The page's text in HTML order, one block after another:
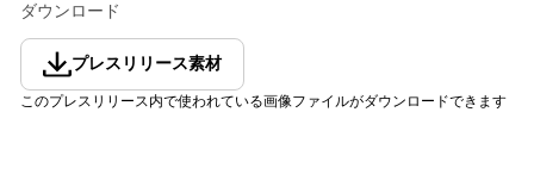
ダウンロード
プレスリリース素材
このプレスリリース内で使われている画像ファイルがダウンロードできます